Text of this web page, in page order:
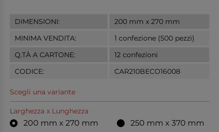
DIMENSIONI:
200 mm x 270 mm
MINIMA VENDITA:
1 confezione (500 pezzi)
Q.TÀ A CARTONE:
12 confezioni
CODICE:
CAR210BECO16008
Scegli una variante
Larghezza x Lunghezza
200 mm x 270 mm 250 mm x 370 mm